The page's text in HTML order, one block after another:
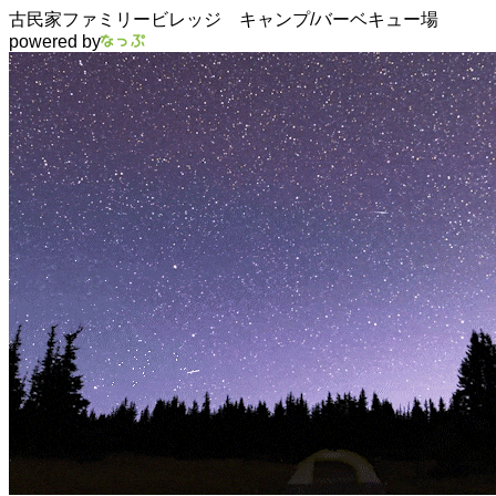
古民家ファミリービレッジ キャンプ/バーベキュー場
powered by